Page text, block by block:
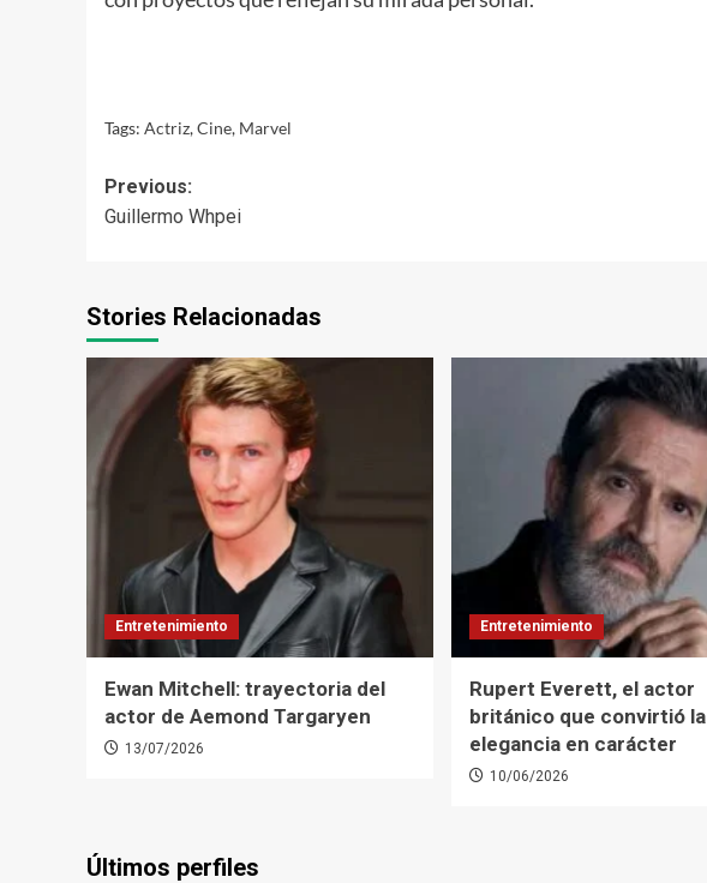
Tags: Actriz,Cine, Marvel
Post
navigation
Previous:
Guillermo Whpei
Stories Relacionadas
Entretenimiento
Ewan Mitchell: trayectoria del
actor de Aemond Targaryen
13/07/2026
Entretenimiento
Rupert Everett, el actor
británico que convirtió la
elegancia en carácter
10/06/2026
Últimos perfiles